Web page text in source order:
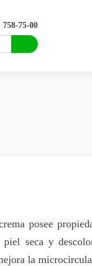
758-75-00
posee
seca y
la